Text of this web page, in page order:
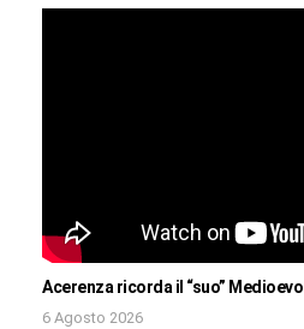
Acerenza ricorda il “suo” Medioevo
6 Agosto 2026